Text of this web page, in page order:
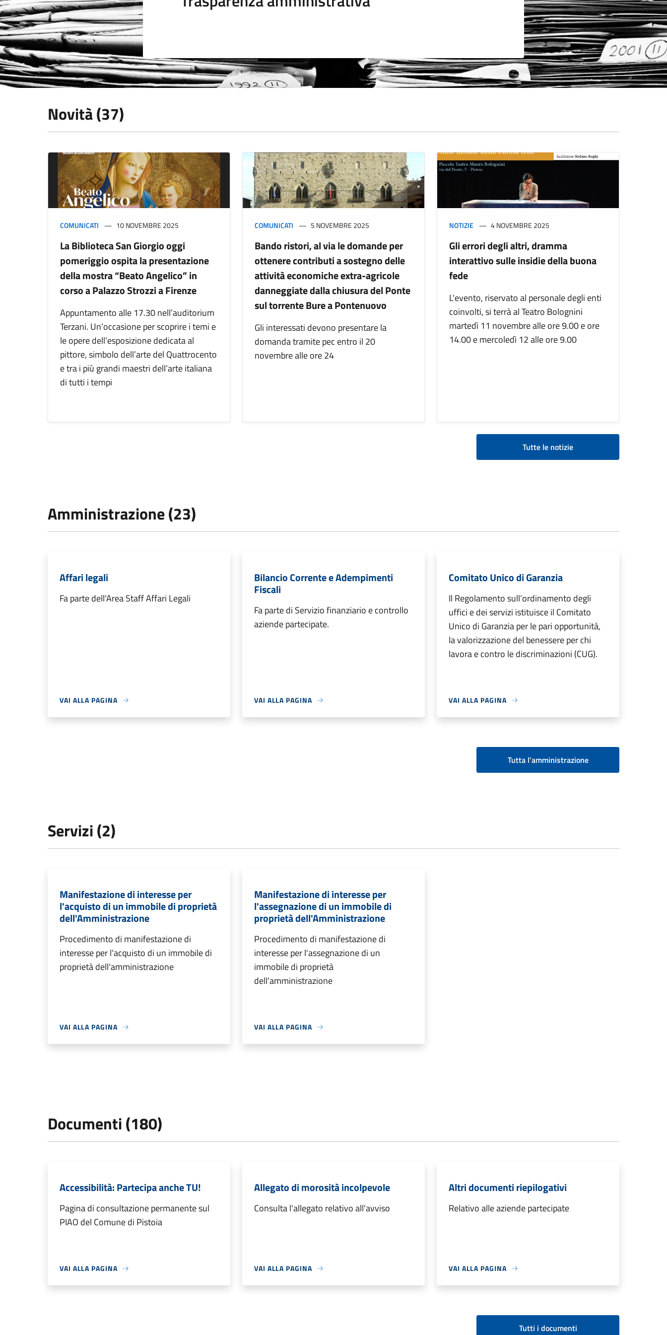
Novità (37)
COMUNICATI 10 NOVEMBRE 2025
La Biblioteca San Giorgio oggi
pomeriggio ospita la presentazione
della mostra “Beato Angelico” in
corso a Palazzo Strozzi a Firenze
Appuntamento alle 17.30 nell’auditorium
Terzani. Un’occasione per scoprire i temi e
le opere dell’esposizione dedicata al
pittore, simbolo dell’arte del Quattrocento
e tra i più grandi maestri dell’arte italiana
di tutti i tempi
COMUNICATI 5 NOVEMBRE 2025
Bando ristori, al via le domande per
ottenere contributi a sostegno delle
attività economiche extra-agricole
danneggiate dalla chiusura del Ponte
sul torrente Bure a Pontenuovo
Gli interessati devono presentare la
domanda tramite pec entro il 20
novembre alle ore 24
NOTIZIE 4 NOVEMBRE 2025
Gli errori degli altri, dramma
interattivo sulle insidie della buona
fede
L'evento, riservato al personale degli enti
coinvolti, si terrà al Teatro Bolognini
martedì 11 novembre alle ore 9.00 e ore
14.00 e mercoledì 12 alle ore 9.00
Tutte le notizie
Amministrazione (23)
Affari legali
Fa parte dell'Area Staff Affari Legali
VAI ALLA PAGINA
Bilancio Corrente e Adempimenti
Fiscali
Fa parte di Servizio finanziario e controllo
aziende partecipate.
VAI ALLA PAGINA
Comitato Unico di Garanzia
Il Regolamento sull’ordinamento degli
uffici e dei servizi istituisce il Comitato
Unico di Garanzia per le pari opportunità,
la valorizzazione del benessere per chi
lavora e contro le discriminazioni (CUG).
VAI ALLA PAGINA
Tutta l'amministrazione
Servizi (2)
Manifestazione di interesse per
l'acquisto di un immobile di proprietà
dell'Amministrazione
Procedimento di manifestazione di
interesse per l'acquisto di un immobile di
proprietà dell'amministrazione
VAI ALLA PAGINA
Manifestazione di interesse per
l'assegnazione di un immobile di
proprietà dell'Amministrazione
Procedimento di manifestazione di
interesse per l'assegnazione di un
immobile di proprietà
dell'amministrazione
VAI ALLA PAGINA
Documenti (180)
Accessibilità: Partecipa anche TU!
Pagina di consultazione permanente sul
PIAO del Comune di Pistoia
VAI ALLA PAGINA
Allegato di morosità incolpevole
Consulta l'allegato relativo all'avviso
VAI ALLA PAGINA
Altri documenti riepilogativi
Relativo alle aziende partecipate
VAI ALLA PAGINA
Tutti i documenti